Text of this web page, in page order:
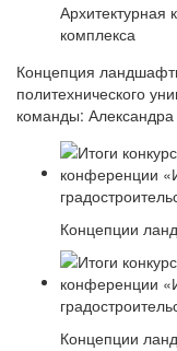
комплекса
Концепция
политехнического
команды:
Концепции
Концепции